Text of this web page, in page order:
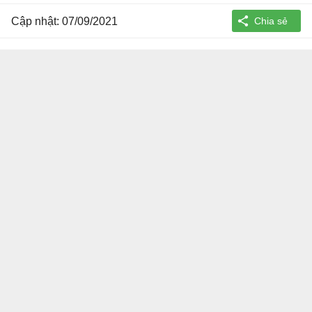
Cập nhật: 07/09/2021